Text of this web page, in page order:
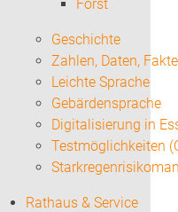
Forst
Geschichte
Zahlen, Daten,
Leichte Sprache
Gebärdensprache
Digitalisierung in
Testmöglichkeiten
Rathaus & Service